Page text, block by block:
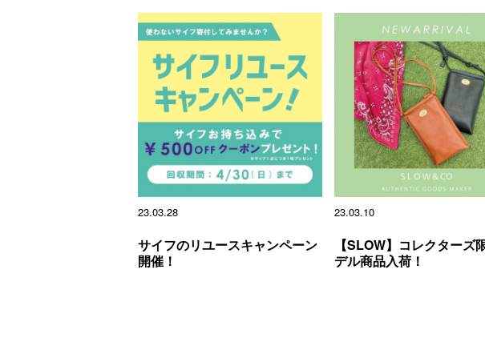
23.03.28
サイフのリユースキャンペーン
開催！
23.03.10
【SLOW】コレクターズ
デル商品入荷！